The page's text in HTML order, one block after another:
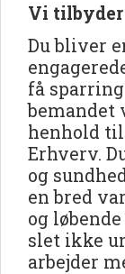
Vi tilbyder
Du bliver
få
bemandet
henhold til
Erhverv.
og
en bred
og
slet ikke
arbejder